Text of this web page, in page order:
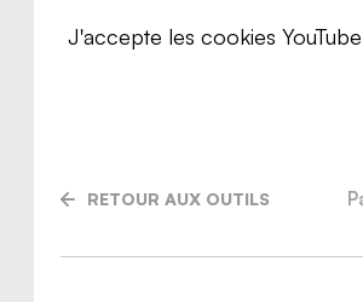
J'accepte les cookies YouTube
RETOUR AUX OUTILS